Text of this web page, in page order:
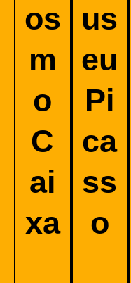
os
m
o
C
ai
xa
us
eu
Pi
ca
ss
o